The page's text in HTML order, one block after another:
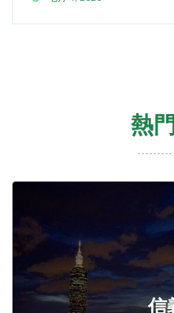
熱
信